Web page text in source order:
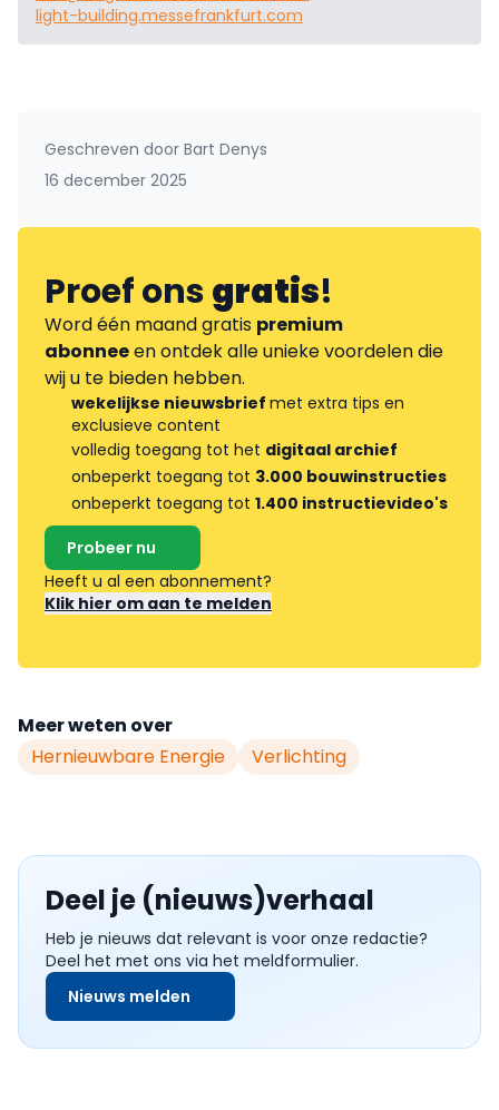
light-building.messefrankfurt.com
Geschreven door Bart Denys
16 december 2025
Proef onsgratis!
Word één maand gratis premium
abonneeen ontdek alle unieke voordelen die
wij u te bieden hebben.
wekelijkse nieuwsbrief met extra tips en
exclusieve content
volledig toegang tot het digitaal archief
onbeperkt toegang tot 3.000 bouwinstructies
onbeperkt toegang tot 1.400 instructievideo's
Probeer nu
Heeft u al een abonnement?
Klik hier om aan te melden
Meer weten over
Hernieuwbare Energie
Verlichting
Deel je (nieuws)verhaal
Heb je nieuws dat relevant is voor onze redactie?
Deel het met ons via het meldformulier.
Nieuws melden